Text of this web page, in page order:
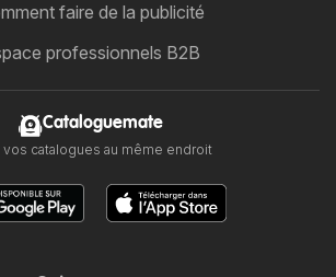
faire de la publicité
professionnels B2B
Cataloguemate
vos catalogues au même endroit